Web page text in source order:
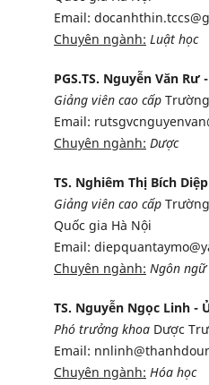
Email:
Chuyên ngành: Luật học
PGS.TS. Nguyễn Văn
Giảng viên cao cấpTrường
Email:
Chuyên ngành: Dược
TS. Nghiêm Thị Bích
Giảng viên cao cấp
Quốc gia Hà Nội
Email:
Chuyên ngành: Ngôn ngữ
TS. Nguyễn Ngọc Linh -
Phó trưởng khoaDược
Email:
Chuyên ngành: Hóa học